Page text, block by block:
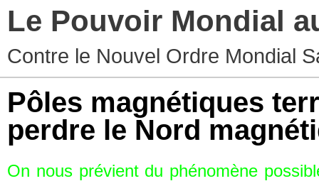
Le Pouvoir Mondial
Contre le Nouvel Ordre Mondial
Pôles magnétiques
perdre le Nord
On nous prévient du phénomène